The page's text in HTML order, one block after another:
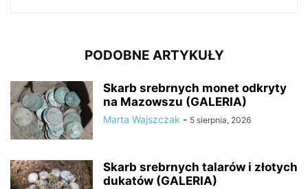
PODOBNE ARTYKUŁY
Skarb srebrnych monet odkryty
na Mazowszu (GALERIA)
Marta Wajszczak - 5 sierpnia, 2026
Skarb srebrnych talarów i złotych
dukatów (GALERIA)